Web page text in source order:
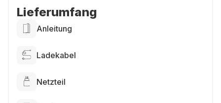
Lieferumfang
Anleitung
Ladekabel
Netzteil